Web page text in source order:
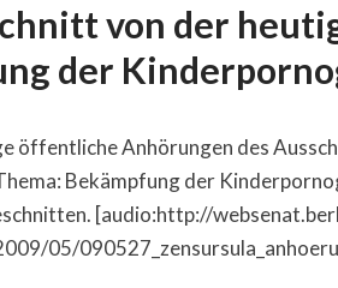
von der
der
öffentliche Anhörungen des
Bekämpfung der
[audio:http://
05/